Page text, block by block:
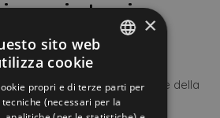
societari
sociale: EDITA S.R.L.
n. 138 – 47923 Rimini (RN)
Registro delle Imprese della
e Rimini
ENGLISH
×
sito web
cookie
propri e di terze parti per
(necessari per la